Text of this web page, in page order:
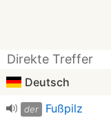
Direkte Treffer
Deutsch
der Fußpilz